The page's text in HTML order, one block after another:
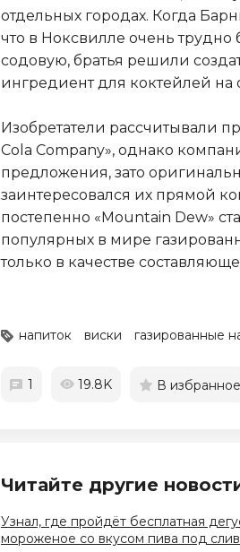
отдельных городах. Когда
что в Ноксвилле очень трудно
содовую, братья решили
ингредиент для коктейлей на
Изобретатели рассчитывали
Cola Company», однако
предложения, зато
заинтересовался их прямой
постепенно «Mountain Dew»
популярных в мире
только в качестве
напиток виски газированные
1 19.8K В избранное
Читайте другие
Узнал, где пройдёт бесплатная
мороженое со вкусом пива под